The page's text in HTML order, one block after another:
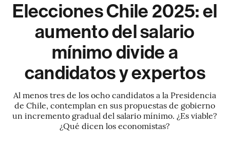
Elecciones Chile 2025: el
aumento del salario
mínimo divide a
candidatos y expertos
Al menos tres de los ocho candidatos a la Presidencia
de Chile, contemplan en sus propuestas de gobierno
un incremento gradual del salario mínimo. ¿Es viable?
¿Qué dicen los economistas?